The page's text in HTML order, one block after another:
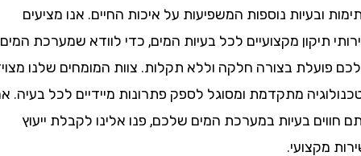
ובעיות נוספות המשפיעות על איכות החיים. אנו מציעים
תיקון מקצועיים לכל בעיות המים, כדי לוודא שמערכת המים
בצורה חלקה וללא תקלות. צוות המומחים שלנו מצויד
מתקדמת ומסוגל לספק פתרונות מיידיים לכל בעיה. אם
בעיות במערכת המים שלכם, פנו אלינו לקבלת ייעוץ